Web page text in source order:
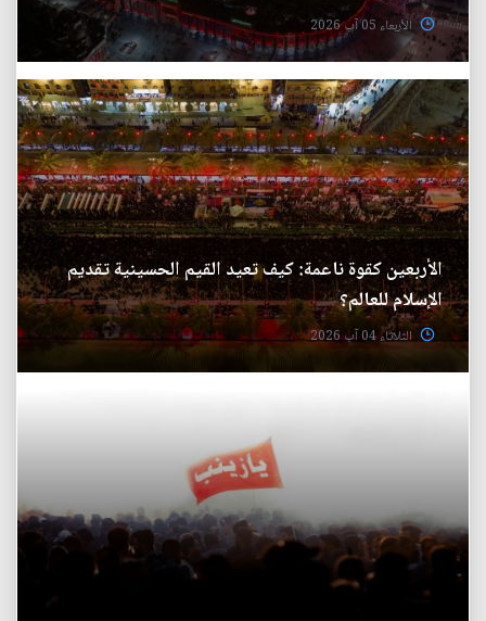
الأربعاء 05 آب 2026
الأربعين كقوة ناعمة: كيف تعيد القيم الحسينية تقديم
الإسلام للعالم؟
الثلاثاء 04 آب 2026